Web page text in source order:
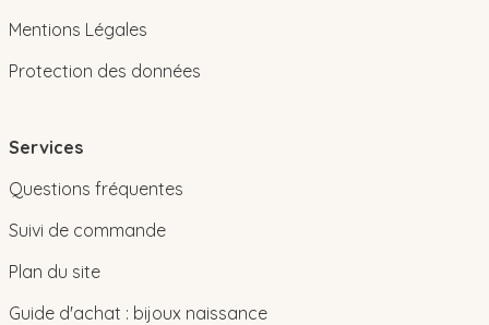
Mentions Légales
Protection des données
Services
Questions fréquentes
Suivi de commande
Plan du site
Guide d'achat : bijoux naissance